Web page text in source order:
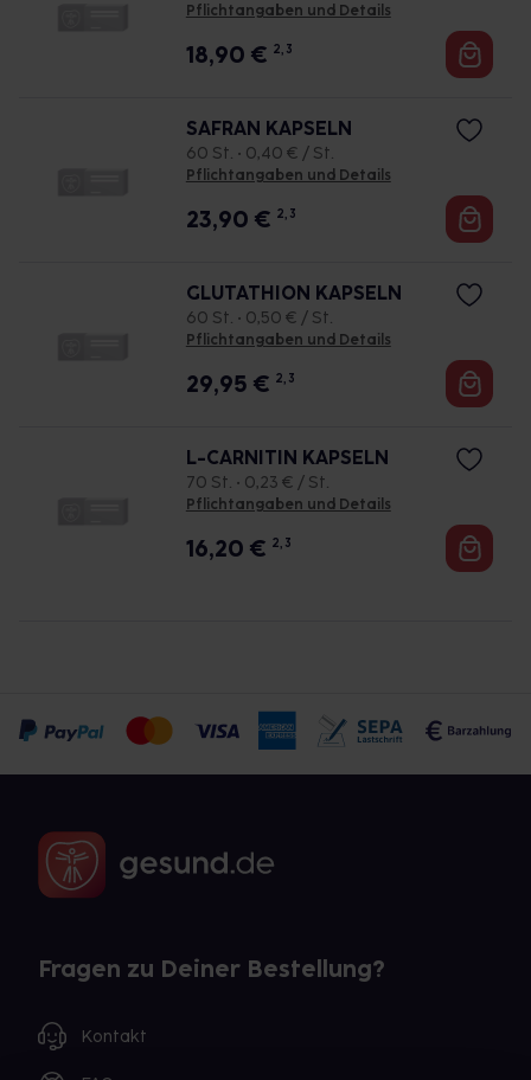
Pflichtangaben und Details
18,90 € 2, 3
SAFRAN KAPSELN
60 St. • 0,40 € / St.
Pflichtangaben und Details
23,90 € 2, 3
GLUTATHION KAPSELN
60 St. • 0,50 € / St.
Pflichtangaben und Details
29,95 € 2, 3
L-CARNITIN KAPSELN
70 St. • 0,23 € / St.
Pflichtangaben und Details
16,20 € 2, 3
Fragen zu Deiner Bestellung?
Kontakt